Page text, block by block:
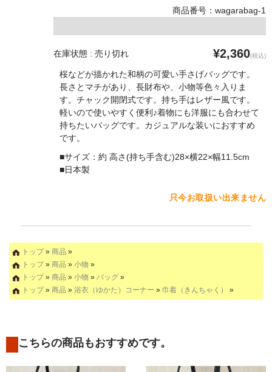
商品番号：wagarabag-1
在庫状態 : 売り切れ ¥2,360(税込)
桜などが描かれた和柄の可愛い手さげバッグです。
長さとマチがあり、長財布や、小物等色々入りま
す。チャック開閉式です。持ち手はレザー風です。
軽いので使いやすく便利♪着物にも洋服にも合わせて
持ちたいバッグです。カジュアルな装いにおすすめ
です。
■サイズ：約 高さ(持ち手含む)28×横22×幅11.5cm
■日本製
只今お取扱い出来ません
トップ» 商品 »
トップ» 商品 » 小物 »
トップ» 商品 » 小物 » バッグ »
トップ» 商品 » 浴衣（ゆかた）コーナー » 巾着（きんちゃく） »
こちらの商品もおすすめです。